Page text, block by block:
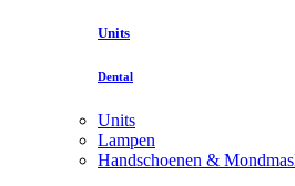
Units
Dental
Units
Lampen
Handschoenen &